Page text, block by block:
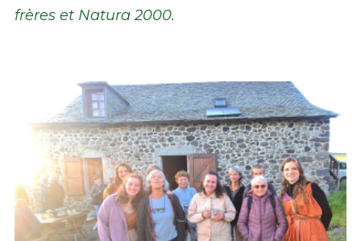
frères et Natura 2000.